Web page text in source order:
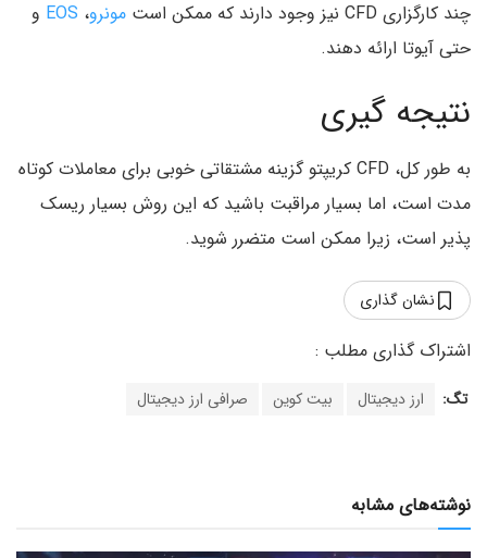
چند کارگزاری CFD نیز وجود دارند که ممکن است
مونرو، EOS و
حتی آیوتا ارائه دهند.
نتیجه گیری
به طور کل، CFD کریپتو گزینه مشتقاتی خوبی برای معاملات کوتاه
مدت است، اما بسیار مراقبت باشید که این روش بسیار ریسک
پذیر است، زیرا ممکن است متضرر شوید.
نشان گذاری
تگ: ارز دیجیتال بیت کوین صرافی ارز دیجیتال
نوشته‌های مشابه